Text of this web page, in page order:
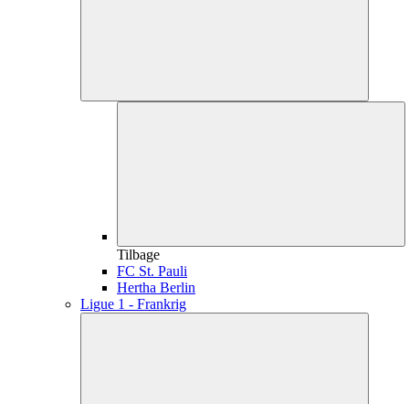
Tilbage
FC St. Pauli
Hertha Berlin
Ligue 1 - Frankrig